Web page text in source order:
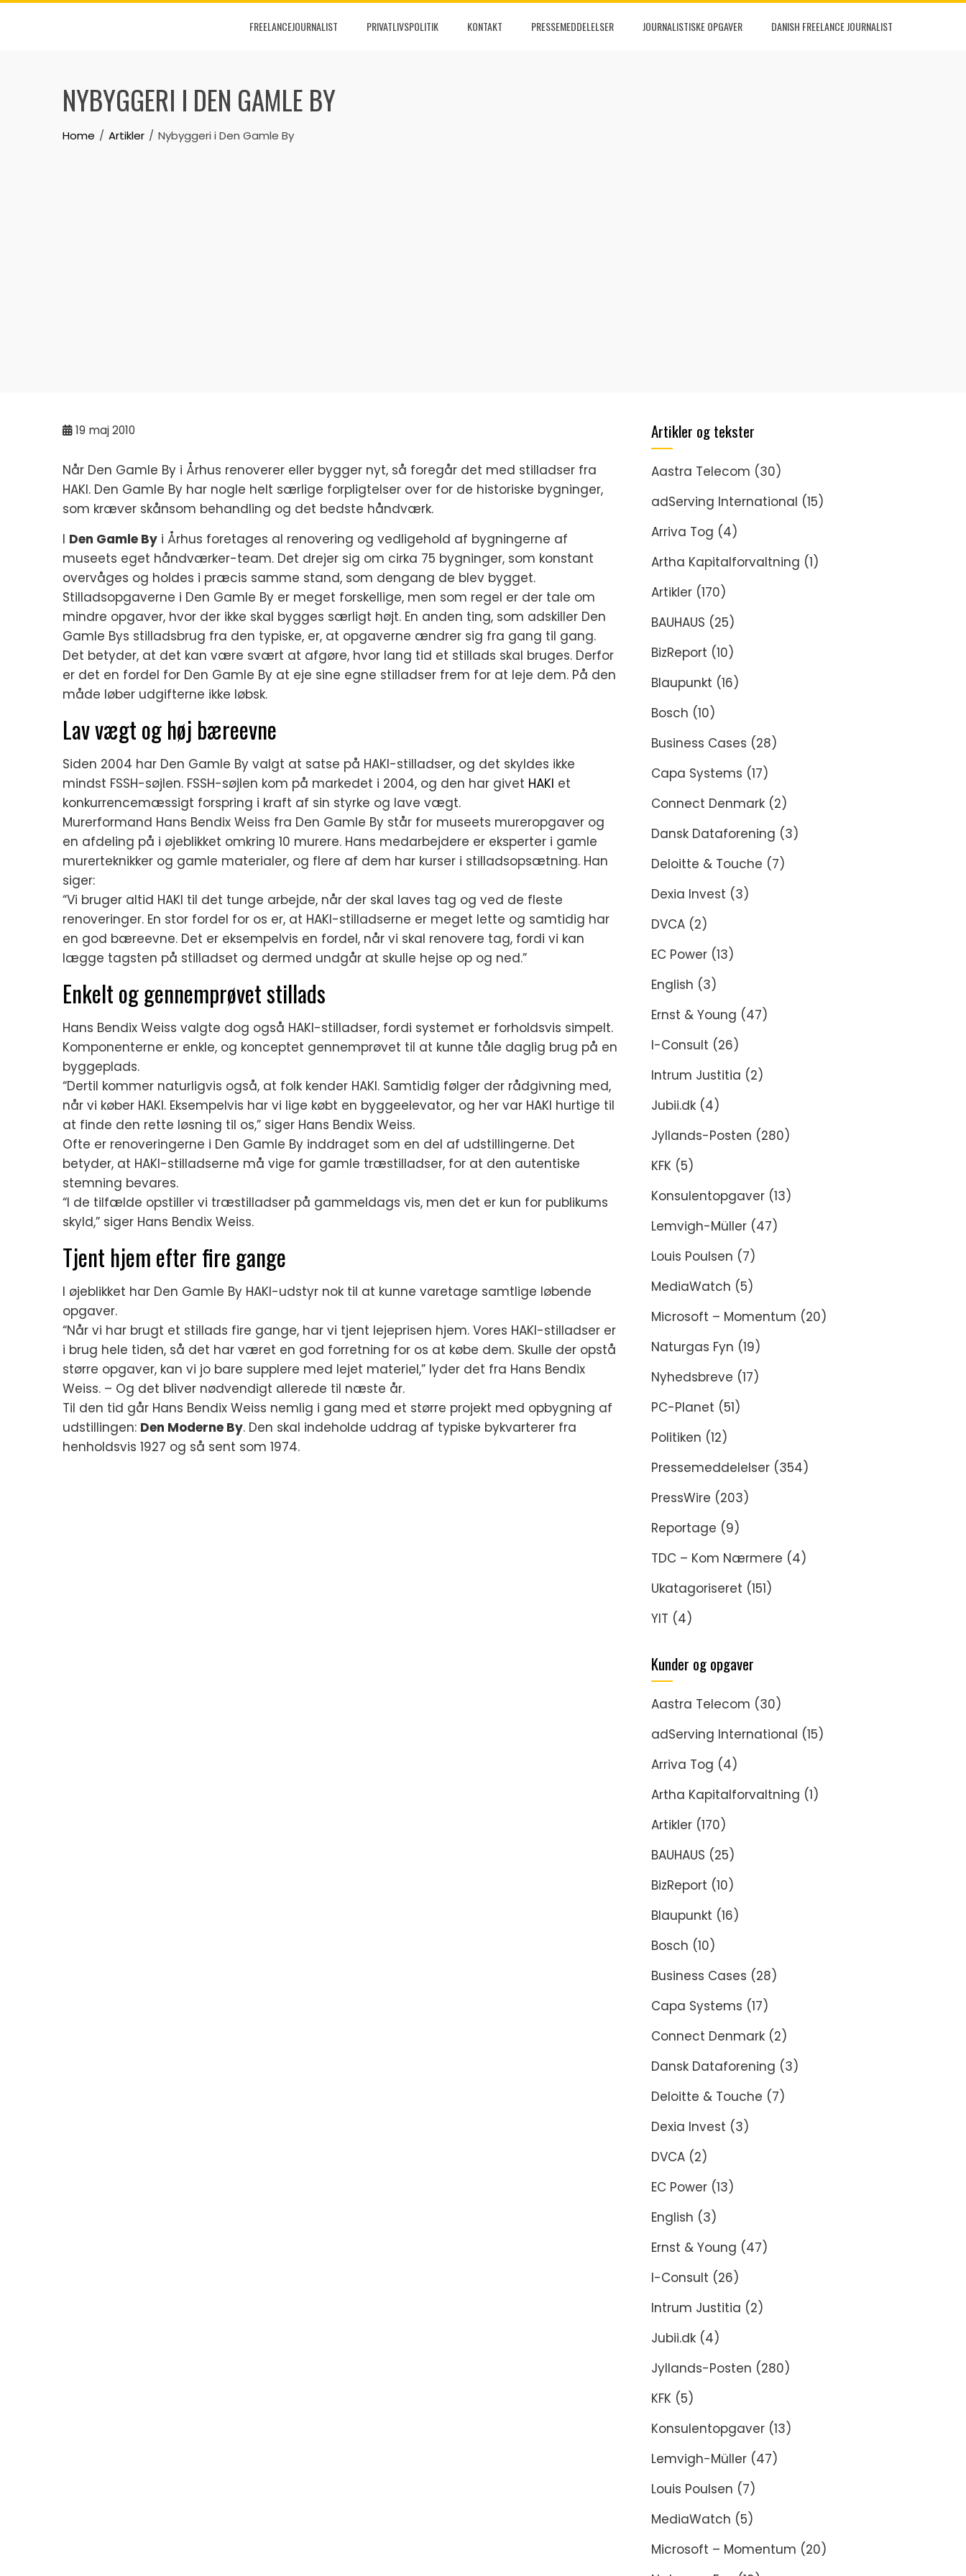
Skip
FREELANCEJOURNALIST PRIVATLIVSPOLITIK KONTAKT PRESSEMEDDELELSER JOURNALISTISKE OPGAVER DANISH FREELANCE JOURNALIST
NYBYGGERI I DEN GAMLE BY
Home Artikler Nybyggeri i Den Gamle By
19 maj 2010
Når Den Gamle By i Århus renoverer eller bygger nyt, så foregår det med stilladser fra
HAKI. Den Gamle By har nogle helt særlige forpligtelser over for de historiske bygninger,
som kræver skånsom behandling og det bedste håndværk.
I Den Gamle By i Århus foretages al renovering og vedligehold af bygningerne af
museets eget håndværker-team. Det drejer sig om cirka 75 bygninger, som konstant
overvåges og holdes i præcis samme stand, som dengang de blev bygget.
Stilladsopgaverne i Den Gamle By er meget forskellige, men som regel er der tale om
mindre opgaver, hvor der ikke skal bygges særligt højt. En anden ting, som adskiller Den
Gamle Bys stilladsbrug fra den typiske, er, at opgaverne ændrer sig fra gang til gang.
Det betyder, at det kan være svært at afgøre, hvor lang tid et stillads skal bruges. Derfor
er det en fordel for Den Gamle By at eje sine egne stilladser frem for at leje dem. På den
måde løber udgifterne ikke løbsk.
Lav vægt og høj bæreevne
Siden 2004 har Den Gamle By valgt at satse på HAKI-stilladser, og det skyldes ikke
mindst FSSH-søjlen. FSSH-søjlen kom på markedet i 2004, og den har givet HAKI et
konkurrencemæssigt forspring i kraft af sin styrke og lave vægt.
Murerformand Hans Bendix Weiss fra Den Gamle By står for museets mureropgaver og
en afdeling på i øjeblikket omkring 10 murere. Hans medarbejdere er eksperter i gamle
murerteknikker og gamle materialer, og flere af dem har kurser i stilladsopsætning. Han
siger:
“Vi bruger altid HAKI til det tunge arbejde, når der skal laves tag og ved de fleste
renoveringer. En stor fordel for os er, at HAKI-stilladserne er meget lette og samtidig har
en god bæreevne. Det er eksempelvis en fordel, når vi skal renovere tag, fordi vi kan
lægge tagsten på stilladset og dermed undgår at skulle hejse op og ned.”
Enkelt og gennemprøvet stillads
Hans Bendix Weiss valgte dog også HAKI-stilladser, fordi systemet er forholdsvis simpelt.
Komponenterne er enkle, og konceptet gennemprøvet til at kunne tåle daglig brug på en
byggeplads.
“Dertil kommer naturligvis også, at folk kender HAKI. Samtidig følger der rådgivning med,
når vi køber HAKI. Eksempelvis har vi lige købt en byggeelevator, og her var HAKI hurtige til
at finde den rette løsning til os,” siger Hans Bendix Weiss.
Ofte er renoveringerne i Den Gamle By inddraget som en del af udstillingerne. Det
betyder, at HAKI-stilladserne må vige for gamle træstilladser, for at den autentiske
stemning bevares.
“I de tilfælde opstiller vi træstilladser på gammeldags vis, men det er kun for publikums
skyld,” siger Hans Bendix Weiss.
Tjent hjem efter fire gange
I øjeblikket har Den Gamle By HAKI-udstyr nok til at kunne varetage samtlige løbende
opgaver.
“Når vi har brugt et stillads fire gange, har vi tjent lejeprisen hjem. Vores HAKI-stilladser er
i brug hele tiden, så det har været en god forretning for os at købe dem. Skulle der opstå
større opgaver, kan vi jo bare supplere med lejet materiel,” lyder det fra Hans Bendix
Weiss. – Og det bliver nødvendigt allerede til næste år.
Til den tid går Hans Bendix Weiss nemlig i gang med et større projekt med opbygning af
udstillingen: Den Moderne By. Den skal indeholde uddrag af typiske bykvarterer fra
henholdsvis 1927 og så sent som 1974.
Artikler og tekster
Aastra Telecom (30)
adServing International (15)
Arriva Tog (4)
Artha Kapitalforvaltning (1)
Artikler (170)
BAUHAUS (25)
BizReport (10)
Blaupunkt (16)
Bosch (10)
Business Cases (28)
Capa Systems (17)
Connect Denmark (2)
Dansk Dataforening (3)
Deloitte & Touche (7)
Dexia Invest (3)
DVCA (2)
EC Power (13)
English (3)
Ernst & Young (47)
I-Consult (26)
Intrum Justitia (2)
Jubii.dk (4)
Jyllands-Posten (280)
KFK (5)
Konsulentopgaver (13)
Lemvigh-Müller (47)
Louis Poulsen (7)
MediaWatch (5)
Microsoft – Momentum (20)
Naturgas Fyn (19)
Nyhedsbreve (17)
PC-Planet (51)
Politiken (12)
Pressemeddelelser (354)
PressWire (203)
Reportage (9)
TDC – Kom Nærmere (4)
Ukatagoriseret (151)
YIT (4)
Kunder og opgaver
Aastra Telecom (30)
adServing International (15)
Arriva Tog (4)
Artha Kapitalforvaltning (1)
Artikler (170)
BAUHAUS (25)
BizReport (10)
Blaupunkt (16)
Bosch (10)
Business Cases (28)
Capa Systems (17)
Connect Denmark (2)
Dansk Dataforening (3)
Deloitte & Touche (7)
Dexia Invest (3)
DVCA (2)
EC Power (13)
English (3)
Ernst & Young (47)
I-Consult (26)
Intrum Justitia (2)
Jubii.dk (4)
Jyllands-Posten (280)
KFK (5)
Konsulentopgaver (13)
Lemvigh-Müller (47)
Louis Poulsen (7)
MediaWatch (5)
Microsoft – Momentum (20)